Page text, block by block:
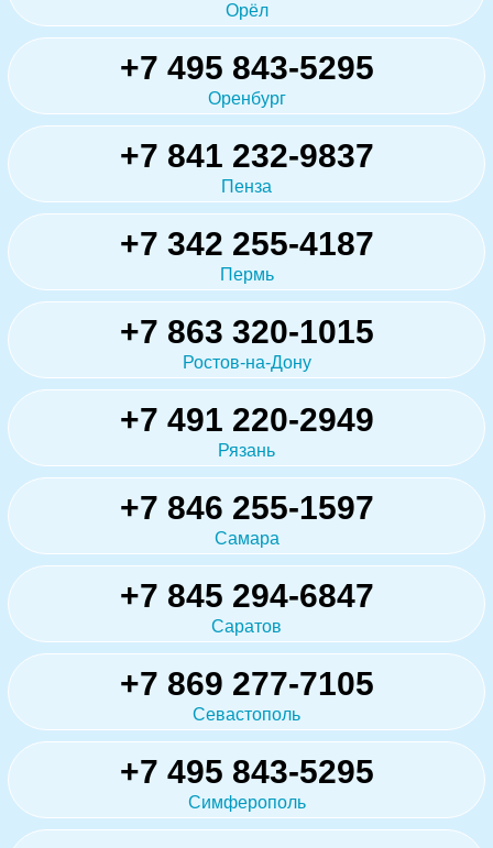
Орёл
+7 495 843-5295
Оренбург
+7 841 232-9837
Пенза
+7 342 255-4187
Пермь
+7 863 320-1015
Ростов-на-Дону
+7 491 220-2949
Рязань
+7 846 255-1597
Самара
+7 845 294-6847
Саратов
+7 869 277-7105
Севастополь
+7 495 843-5295
Симферополь